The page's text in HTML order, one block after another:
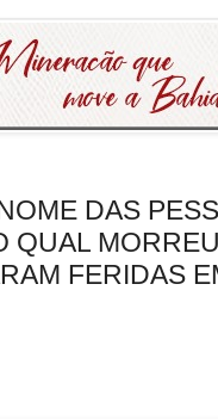
DAS
QUAL
FERIDAS